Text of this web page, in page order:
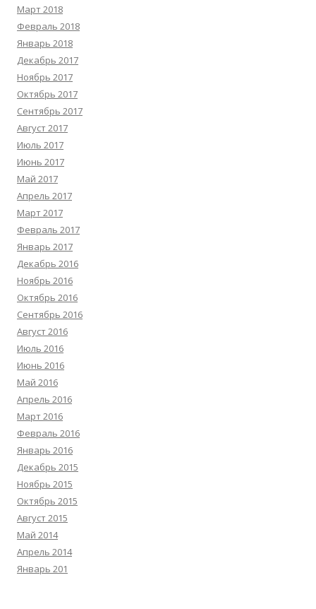
Март 2018
Февраль 2018
Январь 2018
Декабрь 2017
Ноябрь 2017
Октябрь 2017
Сентябрь 2017
Август 2017
Июль 2017
Июнь 2017
Май 2017
Апрель 2017
Март 2017
Февраль 2017
Январь 2017
Декабрь 2016
Ноябрь 2016
Октябрь 2016
Сентябрь 2016
Август 2016
Июль 2016
Июнь 2016
Май 2016
Апрель 2016
Март 2016
Февраль 2016
Январь 2016
Декабрь 2015
Ноябрь 2015
Октябрь 2015
Август 2015
Май 2014
Апрель 2014
Январь 201